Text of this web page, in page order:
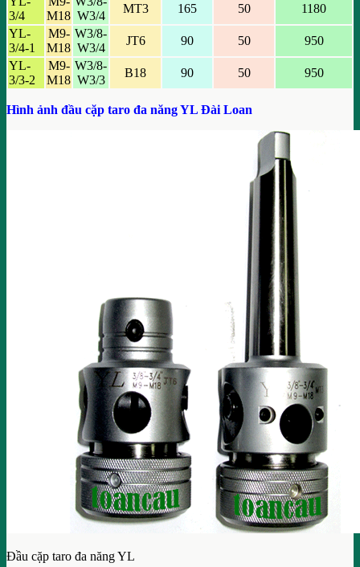
3/4
M18 W3/4
MT3 165 50
1180
YL-
3/4-1
M9-
M18
W3/8-
W3/4
JT6 90 50
950
YL-
3/3-2
M9-
M18
W3/8-
W3/3
B18 90 50 950
Hình ảnh đầu cặp taro đa năng YL Đài Loan
Đầu cặp taro đa năng YL